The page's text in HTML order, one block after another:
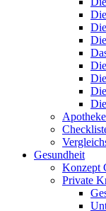
Gesundheit
Konzept
Private